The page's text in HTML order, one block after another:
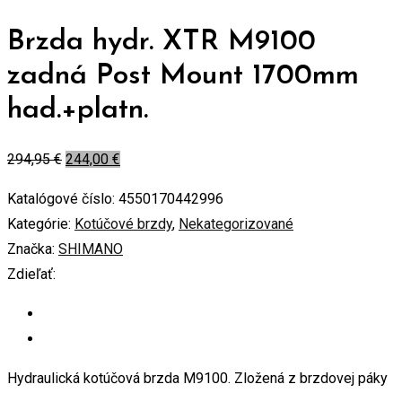
Brzda hydr. XTR M9100
zadná Post Mount 1700mm
had.+platn.
294,95€ 244,00 €
Katalógové číslo: 4550170442996
Kategórie: Kotúčové brzdy, Nekategorizované
Značka: SHIMANO
Zdieľať:
Hydraulická kotúčová brzda M9100. Zložená z brzdovej páky